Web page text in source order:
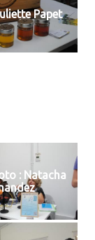
Papet
: Natacha